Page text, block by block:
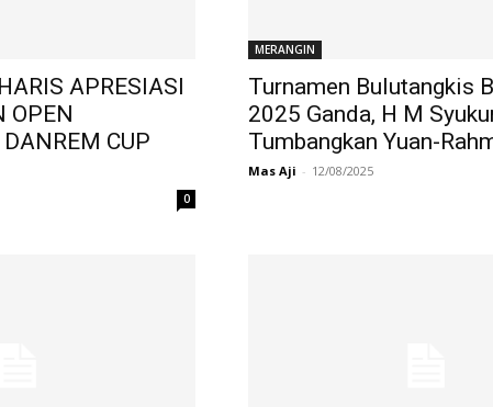
APRESIASI
OPEN
CUP
0
MERANGIN
Turnamen Bulutangkis
2025 Ganda, H M
Tumbangkan Yuan-
Mas Aji - 12/08/2025